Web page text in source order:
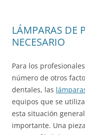
LÁMPARAS DE
NECESARIO
Para los
número de otros
dentales, las
equipos que se
esta situación
importante. Una